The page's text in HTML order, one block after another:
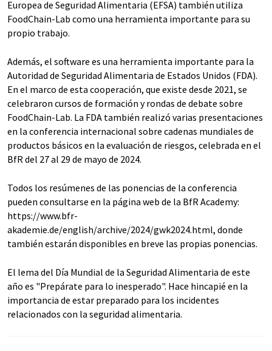
Europea de Seguridad Alimentaria (EFSA) también utiliza
FoodChain-Lab como una herramienta importante para su
propio trabajo.
Además, el software es una herramienta importante para la
Autoridad de Seguridad Alimentaria de Estados Unidos (FDA).
En el marco de esta cooperación, que existe desde 2021, se
celebraron cursos de formación y rondas de debate sobre
FoodChain-Lab. La FDA también realizó varias presentaciones
en la conferencia internacional sobre cadenas mundiales de
productos básicos en la evaluación de riesgos, celebrada en el
BfR del 27 al 29 de mayo de 2024.
Todos los resúmenes de las ponencias de la conferencia
pueden consultarse en la página web de la BfR Academy:
https://www.bfr-
akademie.de/english/archive/2024/gwk2024.html, donde
también estarán disponibles en breve las propias ponencias.
El lema del Día Mundial de la Seguridad Alimentaria de este
año es "Prepárate para lo inesperado". Hace hincapié en la
importancia de estar preparado para los incidentes
relacionados con la seguridad alimentaria.